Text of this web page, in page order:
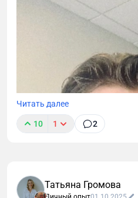
Читать далее
10 1 2
Татьяна Громова